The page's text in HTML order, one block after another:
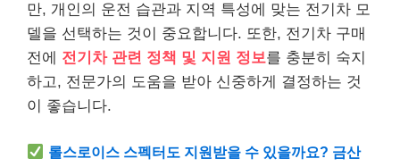
만, 개인의 운전 습관과 지역 특성에 맞는 전기차 모
델을 선택하는 것이 중요합니다. 또한, 전기차 구매
전에 전기차 관련 정책 및 지원 정보를 충분히 숙지
하고, 전문가의 도움을 받아 신중하게 결정하는 것
이 좋습니다.
롤스로이스 스펙터도 지원받을 수 있을까요? 금산